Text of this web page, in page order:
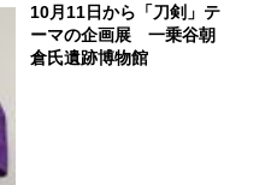
10月11日から「刀剣」テ
ーマの企画展 一乗谷朝
倉氏遺跡博物館